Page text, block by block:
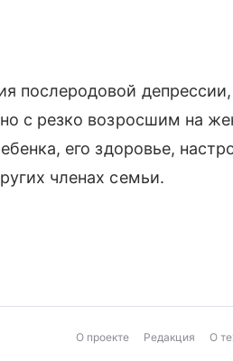
послеродовой
с резко возросшим на
его здоровье,
членах семьи.
О проекте Редакция О